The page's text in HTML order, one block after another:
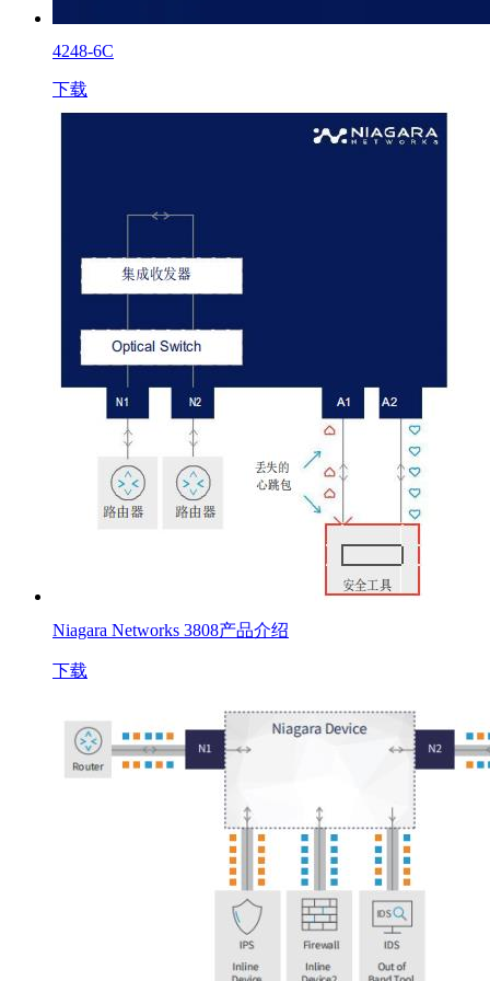
4248-6C
下载
Niagara Networks 3808产品介绍
下载